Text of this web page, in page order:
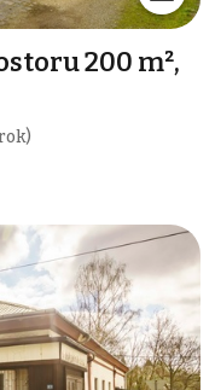
200 m²,